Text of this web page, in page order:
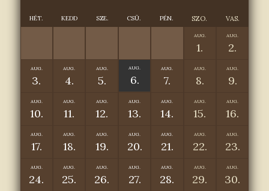
HÉT. KEDD SZE. CSÜ. PÉN. SZO. VAS.
AUG.
1.
AUG.
2.
AUG.
3.
AUG.
4.
AUG.
5.
AUG.
6.
AUG.
7.
AUG.
8.
AUG.
9.
AUG.
10.
AUG.
11.
AUG.
12.
AUG.
13.
AUG.
14.
AUG.
15.
AUG.
16.
AUG.
17.
AUG.
18.
AUG.
19.
AUG.
20.
AUG.
21.
AUG.
22.
AUG.
23.
AUG.
24.
AUG.
25.
AUG.
26.
AUG.
27.
AUG.
28.
AUG.
29.
AUG.
30.